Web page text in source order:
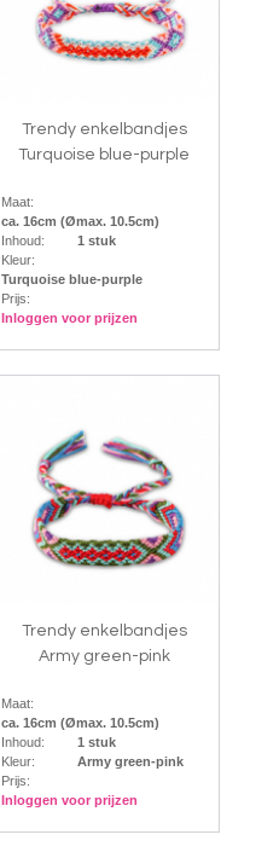
Trendy enkelbandjes
Turquoise blue-purple
Maat:
ca. 16cm (Ømax. 10.5cm)
Inhoud:
1 stuk
Kleur:
Turquoise blue-purple
Prijs:
Inloggen voor prijzen
Trendy enkelbandjes
Army green-pink
Maat:
ca. 16cm (Ømax. 10.5cm)
Inhoud:
1 stuk
Kleur:
Army green-pink
Prijs:
Inloggen voor prijzen